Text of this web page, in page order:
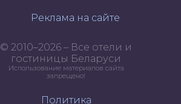
Реклама на сайте
© 2010–2026 – Все отели и
гостиницы Беларуси
Использование материалов сайта
запрещено!
Политика